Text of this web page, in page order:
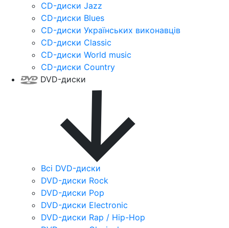
CD-диски Jazz
CD-диски Blues
CD-диски Українських виконавців
CD-диски Classic
CD-диски World music
CD-диски Country
DVD-диски
Всі DVD-диски
DVD-диски Rock
DVD-диски Pop
DVD-диски Electronic
DVD-диски Rap / Hip-Hop